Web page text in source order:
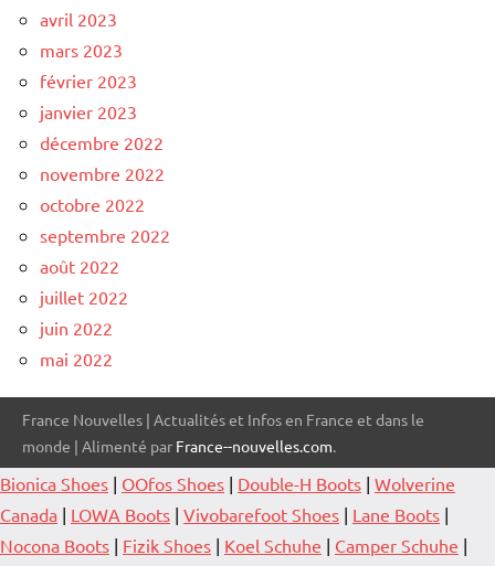
avril 2023
mars 2023
février 2023
janvier 2023
décembre 2022
novembre 2022
octobre 2022
septembre 2022
août 2022
juillet 2022
juin 2022
mai 2022
France Nouvelles | Actualités et Infos en France et dans le
monde | Alimenté par France--nouvelles.com.
Bionica Shoes | OOfos Shoes | Double-H Boots | Wolverine
Canada | LOWA Boots | Vivobarefoot Shoes | Lane Boots |
Nocona Boots | Fizik Shoes | Koel Schuhe | Camper Schuhe |